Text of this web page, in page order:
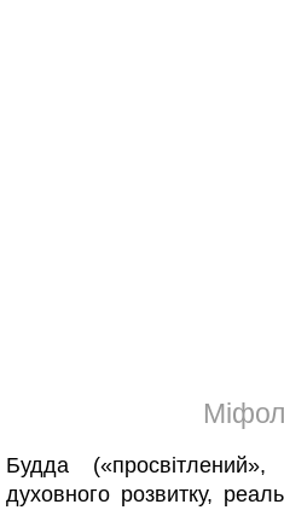
Будда
духовного розвитку,